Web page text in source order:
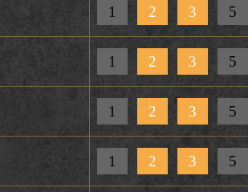
1 2 3 5
1 2 3 5
1 2 3 5
1 2 3 5